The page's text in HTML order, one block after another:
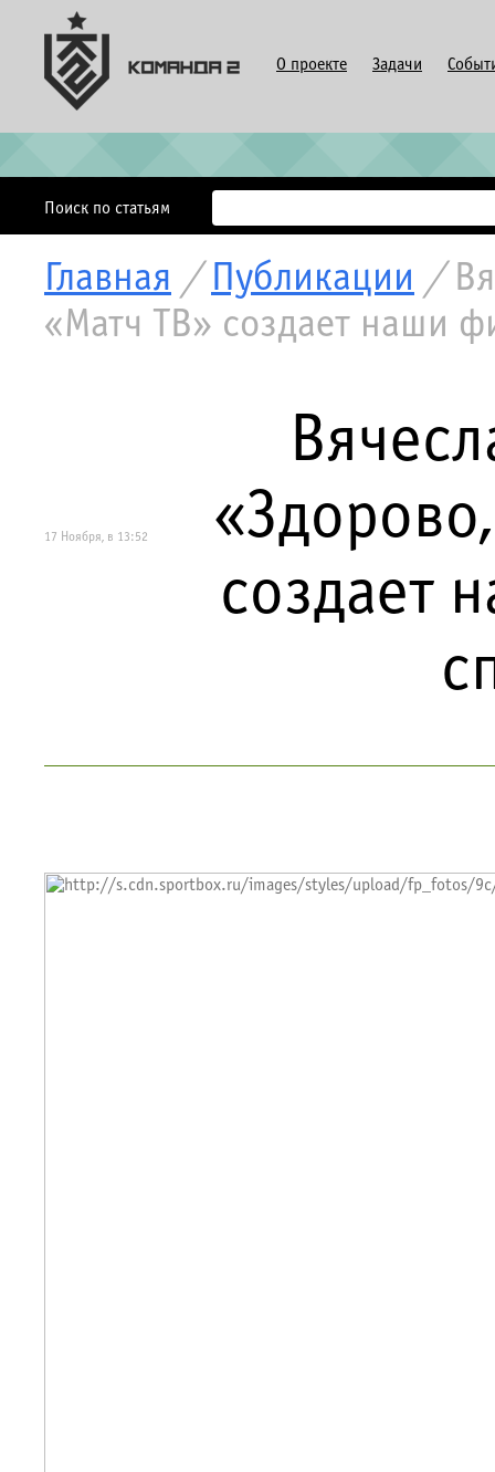
О проекте Задачи
Поиск по статьям
Главная / Публикации /
«Матч ТВ» создает наши
17 Ноября, в 13:52
создает